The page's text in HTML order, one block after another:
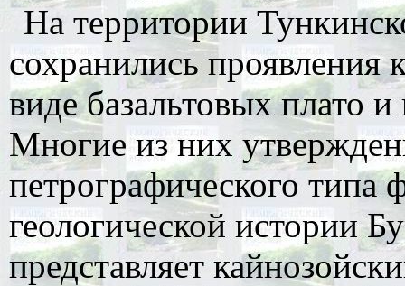
На территории
сохранились проявления
виде базальтовых плато
Многие из них
петрографического типа
геологической истории
представляет